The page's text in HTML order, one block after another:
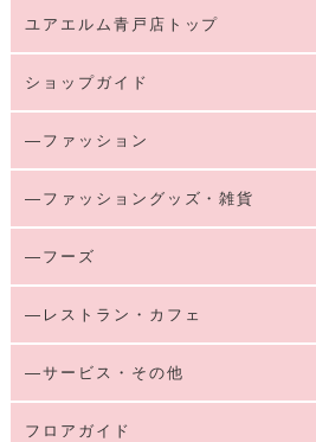
ユアエルム青戸店トップ
ショップガイド
—ファッション
—ファッショングッズ・雑貨
—フーズ
—レストラン・カフェ
—サービス・その他
フロアガイド